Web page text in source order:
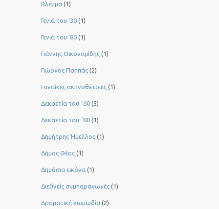
Βλέμμα (1)
Γενιά του ‘30 (1)
Γενιά του ’80 (1)
Γιάννης Οικονομίδης (1)
Γιώργος Παππάς (2)
Γυναίκες σκηνοθέτριες (1)
Δεκαετία του ΄60 (5)
Δεκαετία του ΄80 (1)
Δημήτρης Ήμελλος (1)
Δήμος Θέος (1)
Δημόσια εικόνα (1)
Διεθνείς συμπαραγωγές (1)
Δραματική κωμωδία (2)